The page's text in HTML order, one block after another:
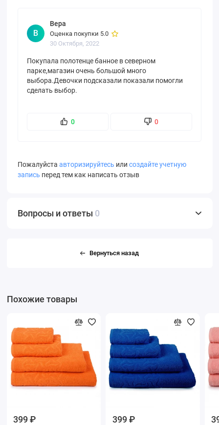
В
Вера
Оценка покупки 5.0
30 Октября, 2022
Покупала полотенце банное в северном
парке,магазин очень большой много
выбора.Девочки подсказали показали помогли
сделать выбор.
0 0
Пожалуйста авторизируйтесь или создайте учетную
запись перед тем как написать отзыв
Вопросы и ответы 0
Вернуться назад
Похожие товары
399 ₽ 399 ₽